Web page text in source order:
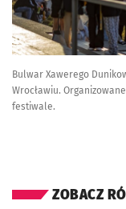
Bulwar Xawerego
Wrocławiu.
festiwale.
ZOBACZ